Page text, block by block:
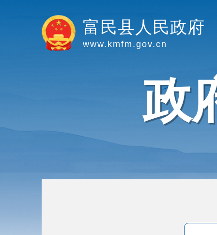
富民县人民政府
www.kmfm.gov.cn
政